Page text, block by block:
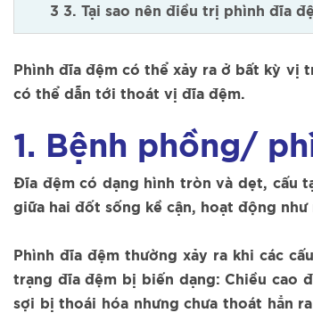
3 3. Tại sao nên điều trị phình đĩa
Phình đĩa đệm có thể xảy ra ở bất kỳ vị
có thể dẫn tới thoát vị đĩa đệm.
1. Bệnh phồng/
Đĩa đệm có dạng hình tròn và dẹt, cấu
giữa hai đốt sống kề cận, hoạt động
Phình đĩa đệm thường xảy ra khi các
trạng đĩa đệm bị biến dạng: Chiều cao
sợi bị thoái hóa nhưng chưa thoát hẳn